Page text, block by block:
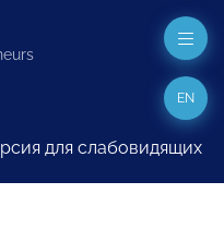
для слабовидящих
EN